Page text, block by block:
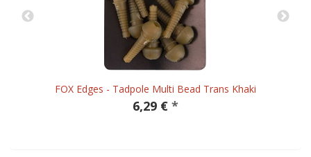
FOX Edges - Tadpole Multi Bead Trans Khaki
6,29 € *